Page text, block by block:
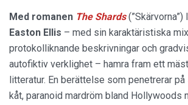
Med romanen The Shards(”Skärvorna”)
Easton Ellis – med sin karaktäristiska
protokolliknande beskrivningar och
autofiktiv verklighet – hamra fram ett
litteratur. En berättelse som penetrerar på
kåt, paranoid mardröm bland Hollywoods